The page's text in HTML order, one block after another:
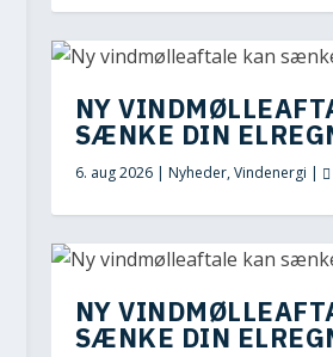
NY
SÆNKE DIN
6. aug 2026| Nyheder,Vindenergi |
NY
SÆNKE DIN